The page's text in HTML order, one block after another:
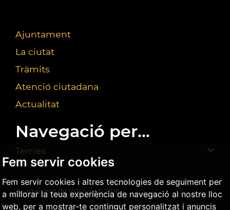
Fem servir cookies
Fem servir cookies i altres tecnologies de seguiment per
a millorar la teua experiència de navegació al nostre lloc
web, per a mostrar-te contingut personalitzat i anuncis
Ajuntament
La ciutat
Tràmits
Atenció ciutadana
Actualitat
Navegació per...
Temes
Ajuntament de València ©2026